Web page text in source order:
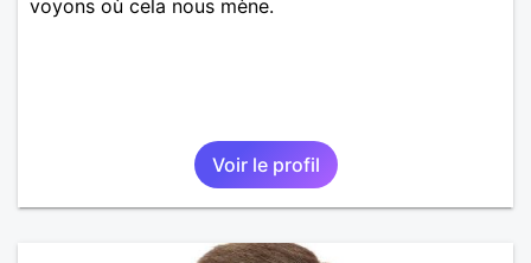
voyons où cela nous mène.
Voir le profil